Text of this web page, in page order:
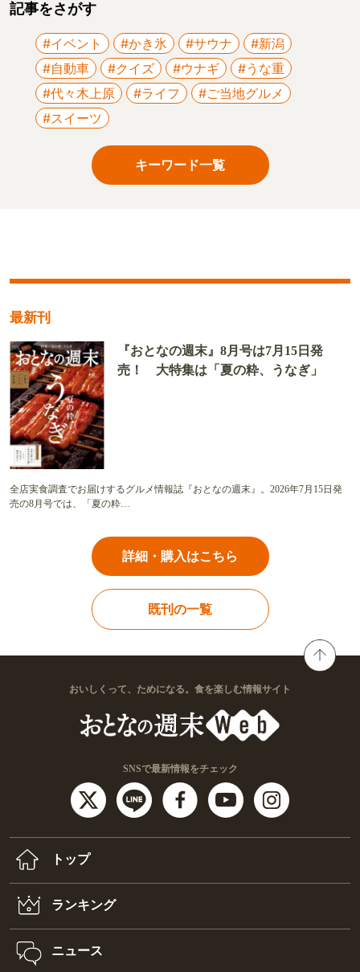
記事をさがす
#イベント #かき氷 #サウナ
#新潟
#自動車
#クイズ #ウナギ
#うな重
#代々木上原
#ライフ
#ご当地グルメ
#スイーツ
キーワード一覧
最新刊
『おとなの週末』8月号は7月15日発
売！ 大特集は「夏の粋、うなぎ」
全店実食調査でお届けするグルメ情報誌『おとなの週末』。2026年7月15日発
売の8月号では、「夏の粋…
詳細・購入はこちら
既刊の一覧
おいしくって、ためになる。食を楽しむ情報サイト
SNSで最新情報をチェック
トップ
ランキング
ニュース